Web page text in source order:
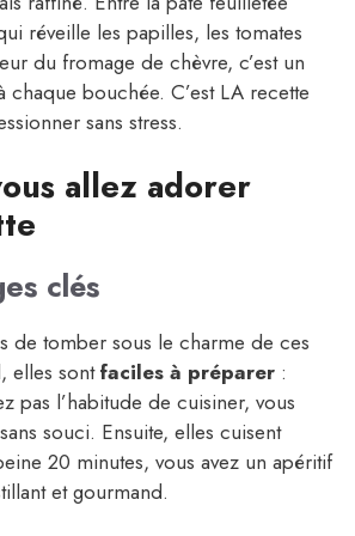
réveille les papilles, les tomates
du fromage de chèvre, c’est un
chaque bouchée. C’est LA recette
sans stress.
allez adorer
clés
de tomber sous le charme de ces
elles sontfaciles à préparer :
pas l’habitude de cuisiner, vous
souci. Ensuite, elles cuisent
20 minutes, vous avez un apéritif
et gourmand.